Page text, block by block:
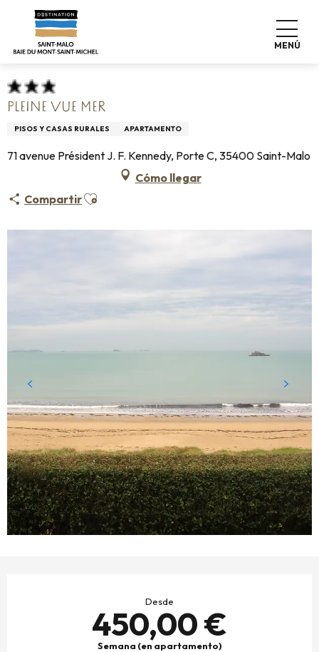
contenu
MENÚ
Home Pro & Prensa
Alojamiento +
Clasificación & etiquetas
Alojamiento turístico amueblado
PLEINE VUE MER
PISOS Y CASAS RURALES APARTAMENTO
71 avenue Président J. F. Kennedy, Porte C, 35400 Saint-Malo
Cómo llegar
CompartirAjouter aux favoris
Desde
450,00 €
Semana (en apartamento)